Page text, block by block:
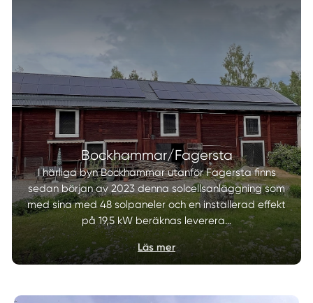
Bockhammar/Fagersta
I härliga byn Bockhammar utanför Fagersta finns
sedan början av 2023 denna solcellsanläggning som
med sina med 48 solpaneler och en installerad effekt
på 19,5 kW beräknas leverera…
Läs mer